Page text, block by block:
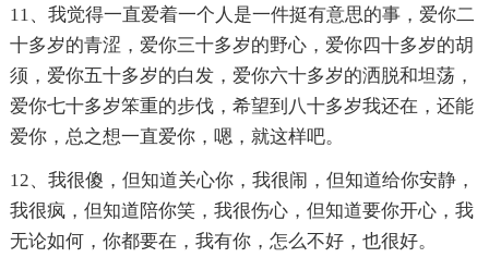
11、我觉得一直爱着一个人是一件挺有意思的事，爱你二
十多岁的青涩，爱你三十多岁的野心，爱你四十多岁的胡
须，爱你五十多岁的白发，爱你六十多岁的洒脱和坦荡，
爱你七十多岁笨重的步伐，希望到八十多岁我还在，还能
爱你，总之想一直爱你，嗯，就这样吧。
12、我很傻，但知道关心你，我很闹，但知道给你安静，
我很疯，但知道陪你笑，我很伤心，但知道要你开心，我
无论如何，你都要在，我有你，怎么不好，也很好。